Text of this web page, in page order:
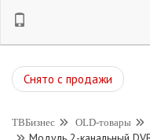
Снято с продажи
ТВБизнес OLD-товары